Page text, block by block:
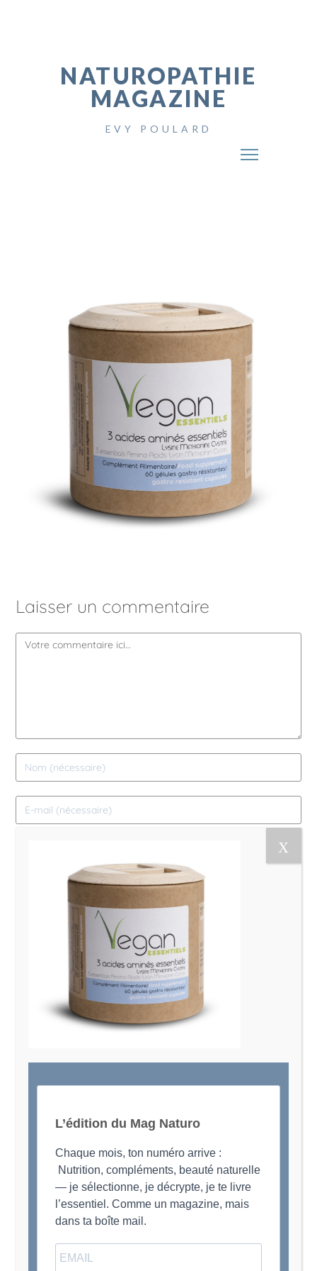
NATUROPATHIE
MAGAZINE
EVY POULARD
Laisser un commentaire
Le Magazine Naturo
Je suis Evy, Naturopathe spécialisée dans
l’accompagnement des femmes en préménopause et
ménopause
L’édition du Mag Naturo
Chaque mois, ton numéro arrive :
Nutrition, compléments, beauté naturelle
— je sélectionne, je décrypte, je te livre
l’essentiel. Comme un magazine, mais
dans ta boîte mail.